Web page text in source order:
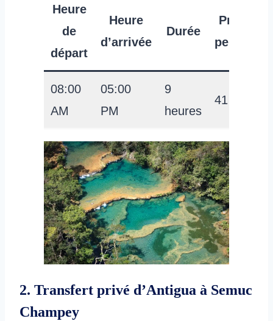
Heure
de
départ
Heure
d’arrivée
Durée
Prix par
personne
08:00
AM
05:00
PM
9
heures
41 USD
2. Transfert privé d’Antigua à Semuc
Champey